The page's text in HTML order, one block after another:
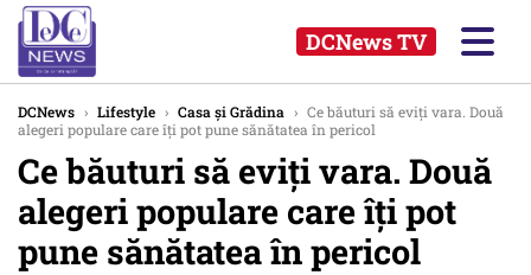
DCNews TV
DCNews › Lifestyle › Casa și Grădina › Ce băuturi să eviți vara. Două
alegeri populare care îți pot pune sănătatea în pericol
Ce băuturi să eviți vara. Două
alegeri populare care îți pot
pune sănătatea în pericol